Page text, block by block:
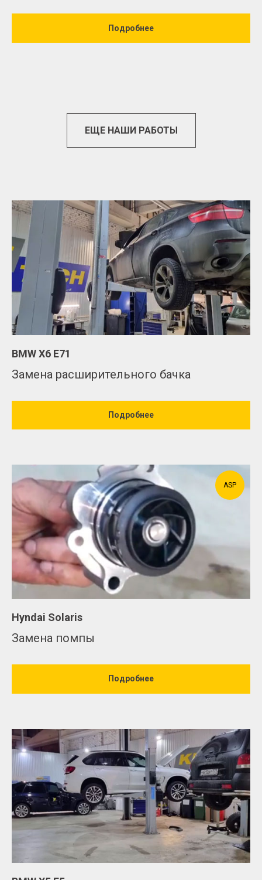
Подробнее
ЕЩЕ НАШИ РАБОТЫ
BMW Х6 Е71
Замена расширительного бачка
Подробнее
ASP
Hyndai Solaris
Замена помпы
Подробнее